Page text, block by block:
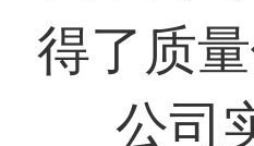
得了质
公司实